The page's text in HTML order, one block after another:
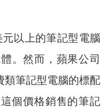
以上的筆記型電腦
。然而，蘋果公司
類筆記型電腦的標配
個價格銷售的筆記